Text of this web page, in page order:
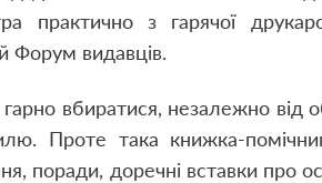
практично з гарячої
Форум видавців.
вбиратися, незалежно від
Проте така книжка-
поради, доречні вставки про